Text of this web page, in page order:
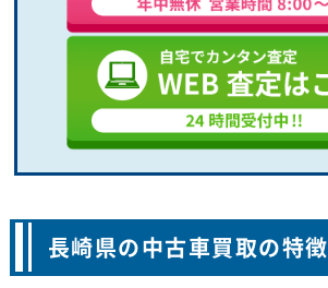
長崎県の中古車買取の特徴